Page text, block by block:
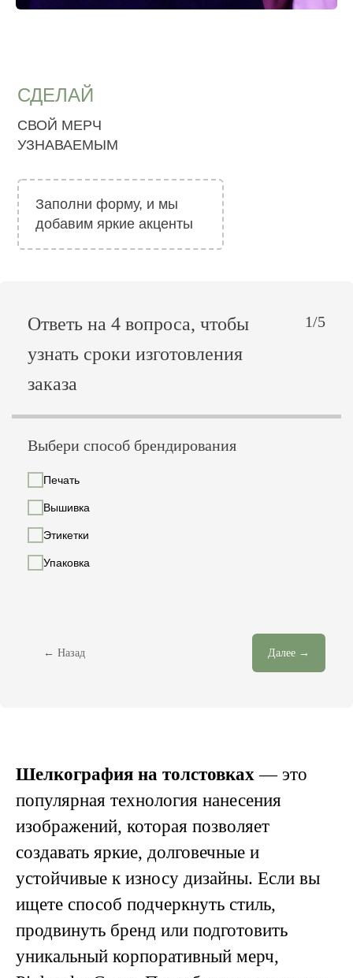
СДЕЛАЙ
СВОЙ МЕРЧ
УЗНАВАЕМЫМ
Заполни форму, и мы
добавим яркие акценты
Ответь на 4 вопроса, чтобы
узнать сроки изготовления
заказа
1/5
Выбери способ брендирования
Печать
Вышивка
Этикетки
Упаковка
← Назад Далее →
Шелкография на толстовках — это
популярная технология нанесения
изображений, которая позволяет
создавать яркие, долговечные и
устойчивые к износу дизайны. Если вы
ищете способ подчеркнуть стиль,
продвинуть бренд или подготовить
уникальный корпоративный мерч,